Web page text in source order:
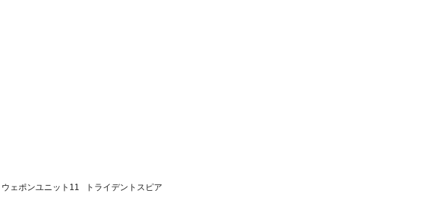
ェポンユニット11 トライデントスピア